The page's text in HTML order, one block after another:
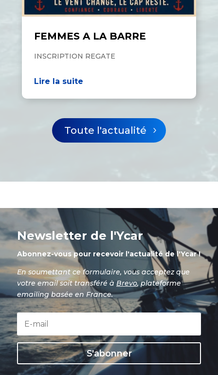
FEMMES A LA BARRE
INSCRIPTION REGATE
Lire la suite
Toute l'actualité
Newsletter de l'Ycar
Abonnez-vous pour recevoir l'actualité de l'Ycar !
En soumettant ce formulaire, vous acceptez que
votre email soit transféré à Brevo, plateforme
emailing basée en France.
S'abonner